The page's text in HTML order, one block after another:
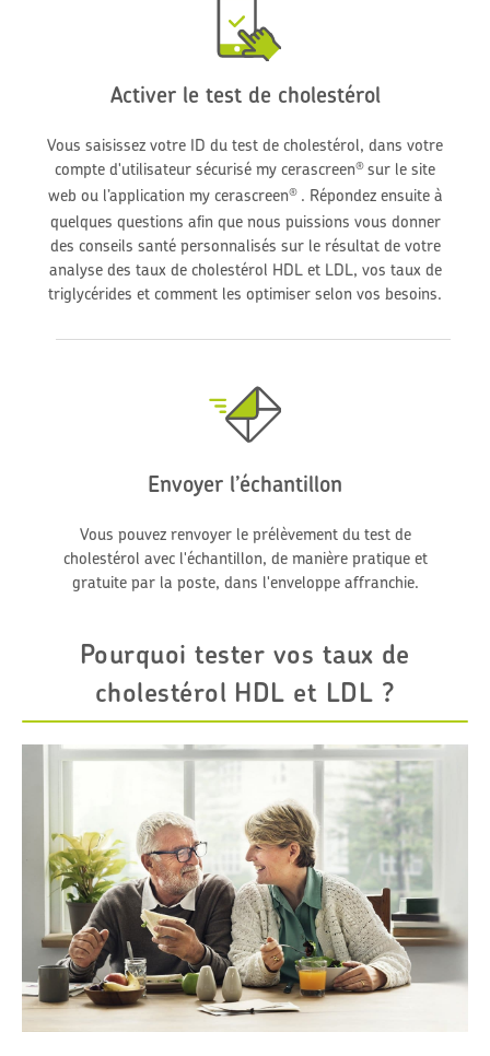
Activer le test de cholestérol
Vous saisissez votre ID du test de cholestérol, dans votre
compte d'utilisateur sécurisé my cerascreen® sur le site
web ou l’application my cerascreen® . Répondez ensuite à
quelques questions afin que nous puissions vous donner
des conseils santé personnalisés sur le résultat de votre
analyse des taux de cholestérol HDL et LDL, vos taux de
triglycérides et comment les optimiser selon vos besoins.
Envoyer l’échantillon
Vous pouvez renvoyer le prélèvement du test de
cholestérol avec l'échantillon, de manière pratique et
gratuite par la poste, dans l'enveloppe affranchie.
Pourquoi tester vos taux de
cholestérol HDL et LDL ?